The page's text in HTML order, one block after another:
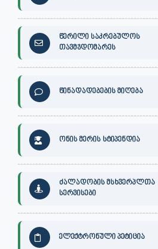
წერილი საკრებულოს
თავმჯდომარეს
წინადადებების მიღება
ონის მერის სტიპენდია
ძალადობის მსხვერპლთა
სერვისები
ელექტრონული პეტიცია